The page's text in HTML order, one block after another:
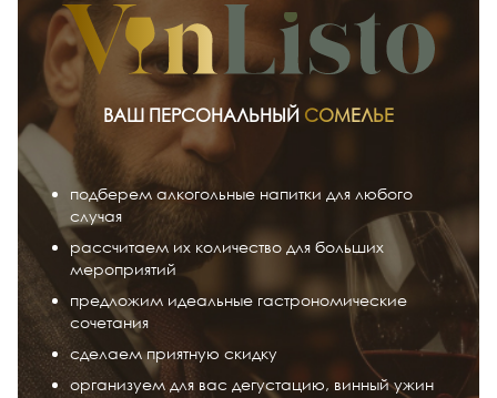
ВАШ ПЕРСОНАЛЬНЫЙ СОМЕЛЬЕ
подберем алкогольные напитки для любого
случая
рассчитаем их количество для больших
мероприятий
предложим идеальные гастрономические
сочетания
сделаем приятную скидку
организуем для вас дегустацию, винный ужин